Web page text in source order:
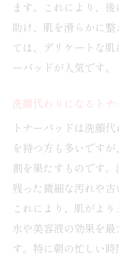
ます。これにより、
助け、肌を滑らかに
ては、デリケートな
ーパッドが人気です。
洗顔代わりになるト
トナーパッドは洗顔
を持つ方も多いです
割を果たすものです
残った微細な汚れや古
これにより、肌がよ
水や美容液の効果を
す。特に朝の忙しい